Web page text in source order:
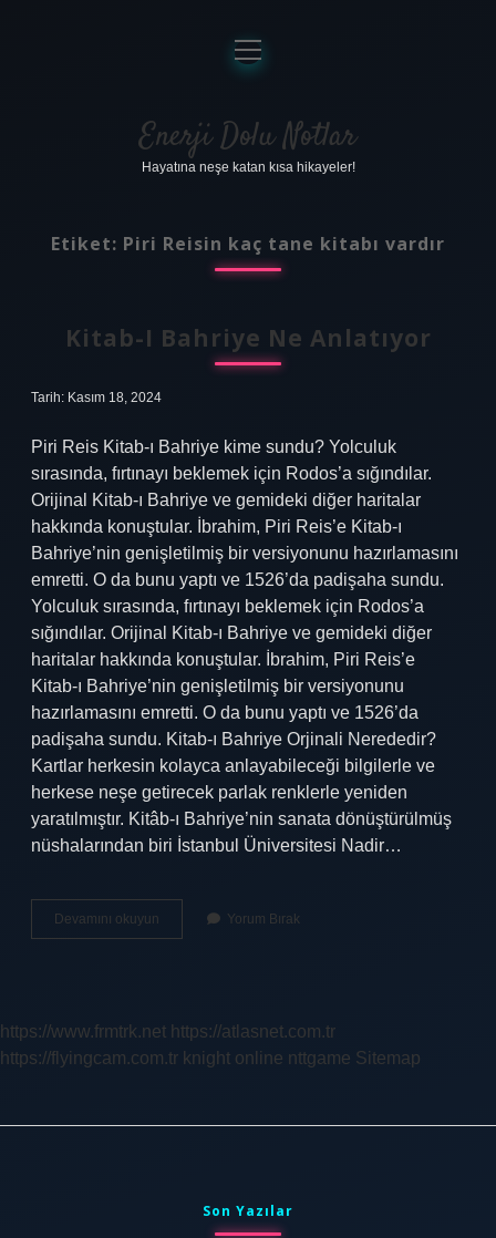
Anasayfa
Gizlilik Politikası
Yasal Uyarı
menüyü
aç
Enerji Dolu Notlar
Hayatına neşe katan kısa hikayeler!
Etiket: Piri Reisin kaç tane kitabı vardır
Kitab-I Bahriye Ne Anlatıyor
Tarih: Kasım 18, 2024
Piri Reis Kitab-ı Bahriye kime sundu? Yolculuk
sırasında, fırtınayı beklemek için Rodos’a sığındılar.
Orijinal Kitab-ı Bahriye ve gemideki diğer haritalar
hakkında konuştular. İbrahim, Piri Reis’e Kitab-ı
Bahriye’nin genişletilmiş bir versiyonunu hazırlamasını
emretti. O da bunu yaptı ve 1526’da padişaha sundu.
Yolculuk sırasında, fırtınayı beklemek için Rodos’a
sığındılar. Orijinal Kitab-ı Bahriye ve gemideki diğer
haritalar hakkında konuştular. İbrahim, Piri Reis’e
Kitab-ı Bahriye’nin genişletilmiş bir versiyonunu
hazırlamasını emretti. O da bunu yaptı ve 1526’da
padişaha sundu. Kitab-ı Bahriye Orjinali Nerededir?
Kartlar herkesin kolayca anlayabileceği bilgilerle ve
herkese neşe getirecek parlak renklerle yeniden
yaratılmıştır. Kitâb-ı Bahriye’nin sanata dönüştürülmüş
nüshalarından biri İstanbul Üniversitesi Nadir…
Devamını okuyun
I
Yorum Bırak
https://www.frmtrk.net https://atlasnet.com.tr
https://flyingcam.com.tr knight online nttgame Sitemap
Son Yazılar